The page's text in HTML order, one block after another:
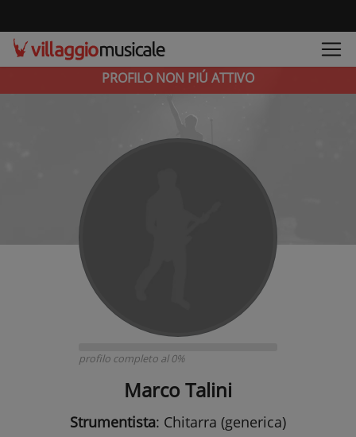
PROFILO NON PIÚ ATTIVO
profilo completo al 0%
Marco Talini
Strumentista: Chitarra (generica)